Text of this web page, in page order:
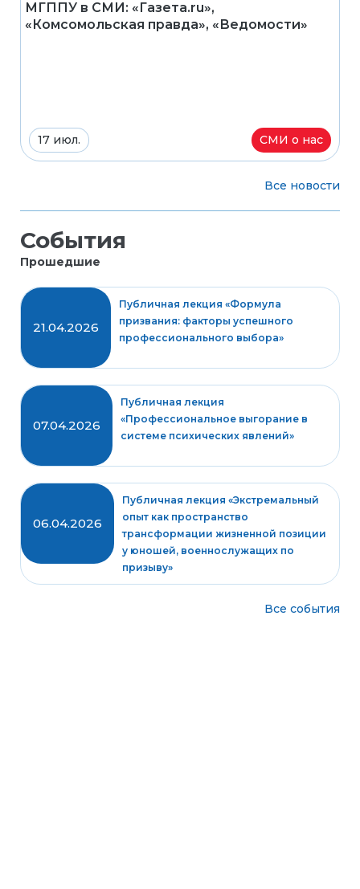
МГППУ в СМИ: «Газета.ru»,
«Комсомольская правда», «Ведомости»
17 июл. СМИ о нас
Все новости
События
Прошедшие
21.04.2026
Публичная лекция «Формула
призвания: факторы успешного
профессионального выбора»
07.04.2026
Публичная лекция
«Профессиональное выгорание в
системе психических явлений»
06.04.2026
Публичная лекция «Экстремальный
опыт как пространство
трансформации жизненной позиции
у юношей, военнослужащих по
призыву»
Все события